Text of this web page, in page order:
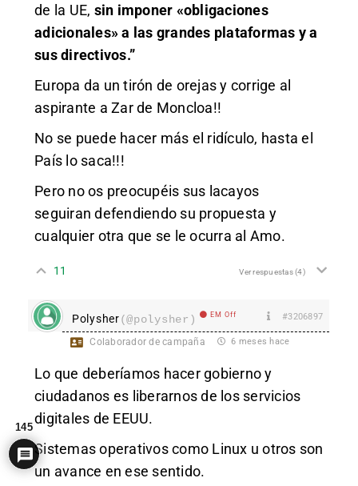
de la UE, sin imponer «obligaciones
adicionales» a las grandes plataformas y a
sus directivos.”
Europa da un tirón de orejas y corrige al
aspirante a Zar de Moncloa!!
No se puede hacer más el ridículo, hasta el
País lo saca!!!
Pero no os preocupéis sus lacayos
seguiran defendiendo su propuesta y
cualquier otra que se le ocurra al Amo.
11 Ver respuestas(4)
Polysher(@polysher) EM Off #3206897
Colaborador de campaña 6 meses hace
Lo que deberíamos hacer gobierno y
ciudadanos es liberarnos de los servicios
digitales de EEUU.
Sistemas operativos como Linux u otros son
un avance en ese sentido.
145